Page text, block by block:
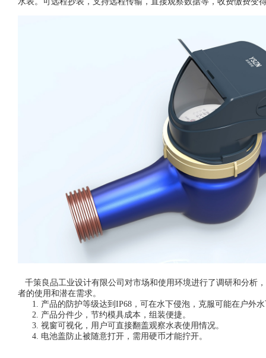
千策良品工业设计有限公司对市场和使用环境进行了调研和分析
者的使用和潜在需求。
1. 产品的防护等级达到IP68，可在水下侵泡，克服可能在户外水
2. 产品分件少，节约模具成本，组装便捷。
3. 视窗可视化，用户可直接翻盖观察水表使用情况。
4. 电池盖防止被随意打开，需用硬币才能拧开。